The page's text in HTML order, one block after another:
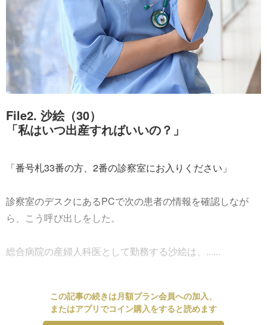
File2. 沙絵（30）
「私はいつ出産すればいいの？」
「番号札33番の方、2番の診察室にお入りください」
診察室のデスクにあるPCで次の患者の情報を確認しなが
ら、こう呼び出しをした。
総合病院の産婦人科医として勤務する沙絵は、......
この記事の続きは月額プラン会員への加入、
またはアプリでコイン購入をすると読めます